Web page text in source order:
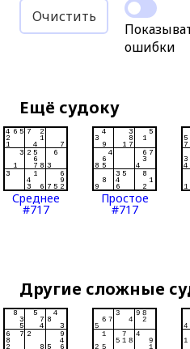
Очистить
ошибки
Ещё судоку
Среднее
#717
Простое
#717
Другие сложные